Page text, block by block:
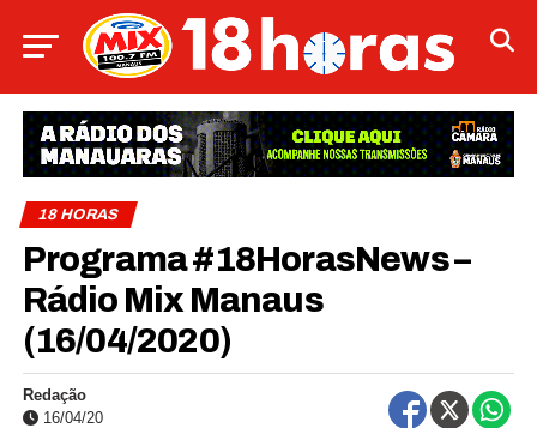
18 HORAS
Programa #18HorasNews –
Rádio Mix Manaus
(16/04/2020)
Redação
16/04/20